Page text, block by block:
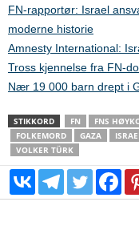
FN-rapportør: Israel
moderne historie
Amnesty International:
Tross kjennelse fra FN-
Nær 19 000 barn drept i
STIKKORD FN
FNS
FOLKEMORD
GAZA
VOLKER TÜRK